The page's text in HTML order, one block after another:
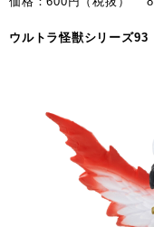
ウルトラ怪獣シリーズ